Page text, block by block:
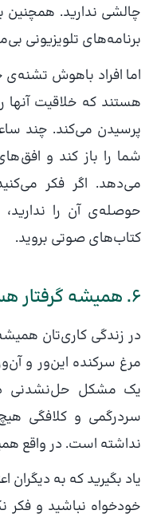
چالشی ندارید.
برنامه‌های تلویزیونی
اما افراد باهوش
هستند که خلاقیت آنها
پرسیدن می‌کند. چند
شما را باز کند و
می‌دهد. اگر فکر
حوصله‌ی آن را
کتاب‌های صوتی بروید.
۶. همیشه گرفتار هستید
در زندگی کاری‌تان
مرغ سرکنده این‌ور و
یک مشکل حل‌نشدنی
سردرگمی و کلافگی
نداشته است. در واقع
یاد بگیرید که به دیگران
خودخواه نباشید و فکر